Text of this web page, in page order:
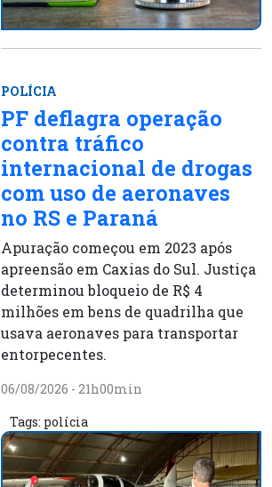
POLÍCIA
PF deflagra operação
contra tráfico
internacional de drogas
com uso de aeronaves
no RS e Paraná
Apuração começou em 2023 após
apreensão em Caxias do Sul. Justiça
determinou bloqueio de R$ 4
milhões em bens de quadrilha que
usava aeronaves para transportar
entorpecentes.
06/08/2026 - 21h00min
Tags: polícia